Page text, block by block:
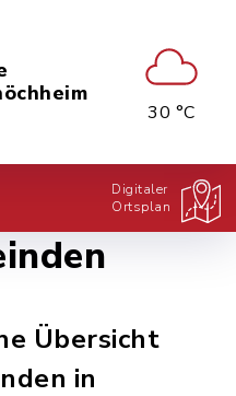
30 °C
Digitaler
Ortsplan
Übersicht
in